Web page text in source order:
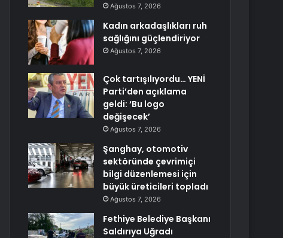
Ağustos 7, 2026
Kadın arkadaşlıkları ruh
sağlığını güçlendiriyor
Ağustos 7, 2026
Çok tartışılıyordu… YENİ
Parti’den açıklama
geldi: ‘Bu logo
değişecek’
Ağustos 7, 2026
Şanghay, otomotiv
sektöründe çevrimiçi
bilgi düzenlemesi için
büyük üreticileri topladı
Ağustos 7, 2026
Fethiye Belediye Başkanı
Saldırıya Uğradı